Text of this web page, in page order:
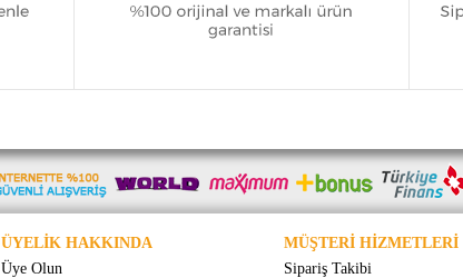
ÜYELİK HAKKINDA MÜŞTERİ HİZMETLERİ
Üye Olun Sipariş Takibi